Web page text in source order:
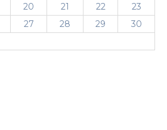
20 21 22
23
27 28 29
30